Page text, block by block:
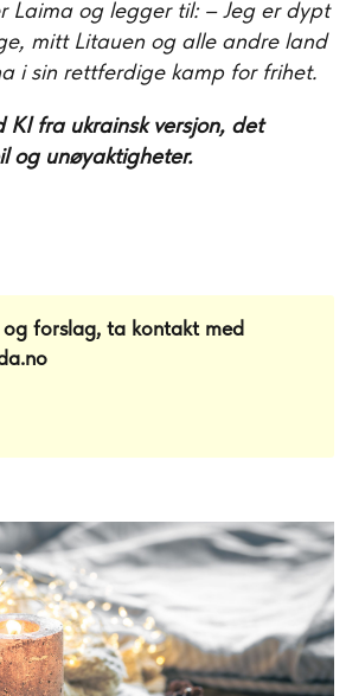
Laima og legger til: – Jeg er dypt
mitt Litauen og alle andre land
i sin rettferdige kamp for frihet.
KI fra ukrainsk versjon, det
og unøyaktigheter.
og forslag, ta kontakt med